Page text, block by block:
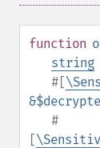
function
string
#[
#
[